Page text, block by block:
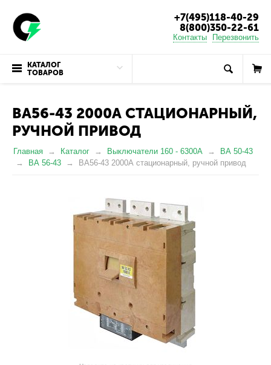
+7(495)118-40-29
8(800)350-22-61
Контакты Перезвонить
КАТАЛОГ
ТОВАРОВ
ВА56-43 2000А СТАЦИОНАРНЫЙ,
РУЧНОЙ ПРИВОД
Главная Каталог Выключатели 160 - 6300А
ВА 50-43
ВА 56-43
ВА56-43 2000А стационарный, ручной привод